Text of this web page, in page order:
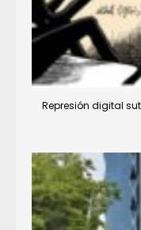
Represión digital